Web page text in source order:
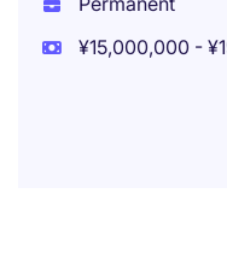
¥15,000,000 -